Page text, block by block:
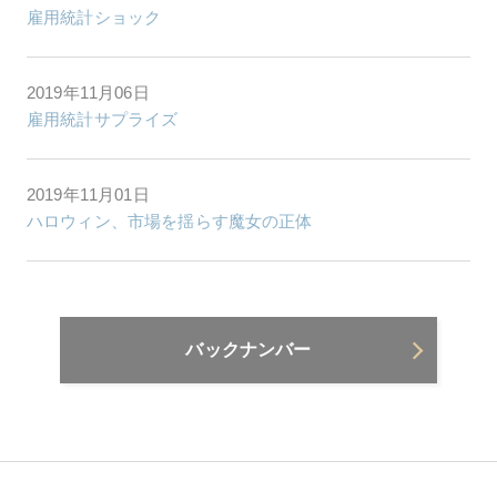
雇用統計ショック
2019年11月06日
雇用統計サプライズ
2019年11月01日
ハロウィン、市場を揺らす魔女の正体
バックナンバー